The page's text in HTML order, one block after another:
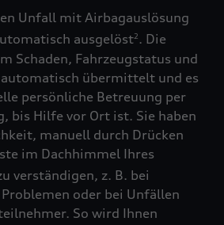
Unfall mit Airbagauslösung
ausgelöst2. Die
Schaden, Fahrzeugstatus und
übermittelt und es
persönliche Betreuung per
bis Hilfe vor Ort ist. Sie haben
manuell durch Drücken
im Dachhimmel Ihres
verständigen, z. B. bei
oder bei Unfällen
So wird Ihnen